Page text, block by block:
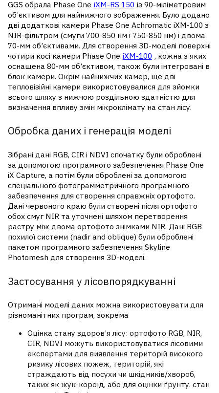
GGS обрала Phase One iXM-RS 150 із 90-міліметровим
об’єктивом для найнижчого зображення. Було додано
дві додаткові камери Phase One Achromatic iXM-100 з
NIR-фільтром (смуги 700-850 нм і 750-850 нм) і двома
70-мм об’єктивами. Для створення 3D-моделі поверхні
чотири косі камери Phase One iXM-100 , кожна з яких
оснащена 80-мм об’єктивом, також були інтегровані в
блок камери. Окрім найнижчих камер, ще дві
тепловізійні камери використовувалися для зйомки
всього шляху з нижчою роздільною здатністю для
визначення впливу змін мікроклімату на стан лісу.
Обробка даних і генерація моделі
Зібрані дані RGB, CIR і NDVI спочатку були оброблені
за допомогою програмного забезпечення Phase One
iX Capture, а потім були оброблені за допомогою
спеціального фотограмметричного програмного
забезпечення для створення справжніх ортофото.
Дані червоного краю були створені після ортофото
обох смуг NIR та уточнені шляхом перетворення
растру між двома ортофото знімками NIR. Дані RGB
похилої системи (nadir and oblique) були оброблені
пакетом програмного забезпечення Skyline
Photomesh для створення 3D-моделі.
Застосування у лісовпорядкуванні
Отримані моделі даних можна використовувати для
різноманітних програм, зокрема
Оцінка стану здоров’я лісу: ортофото RGB, NIR,
CIR, NDVI можуть використовуватися лісовими
експертами для виявлення територій високого
ризику лісових пожеж, територій, які
страждають від посухи чи шкідників/хвороб,
таких як жук-короїд, або для оцінки ґрунту. стан